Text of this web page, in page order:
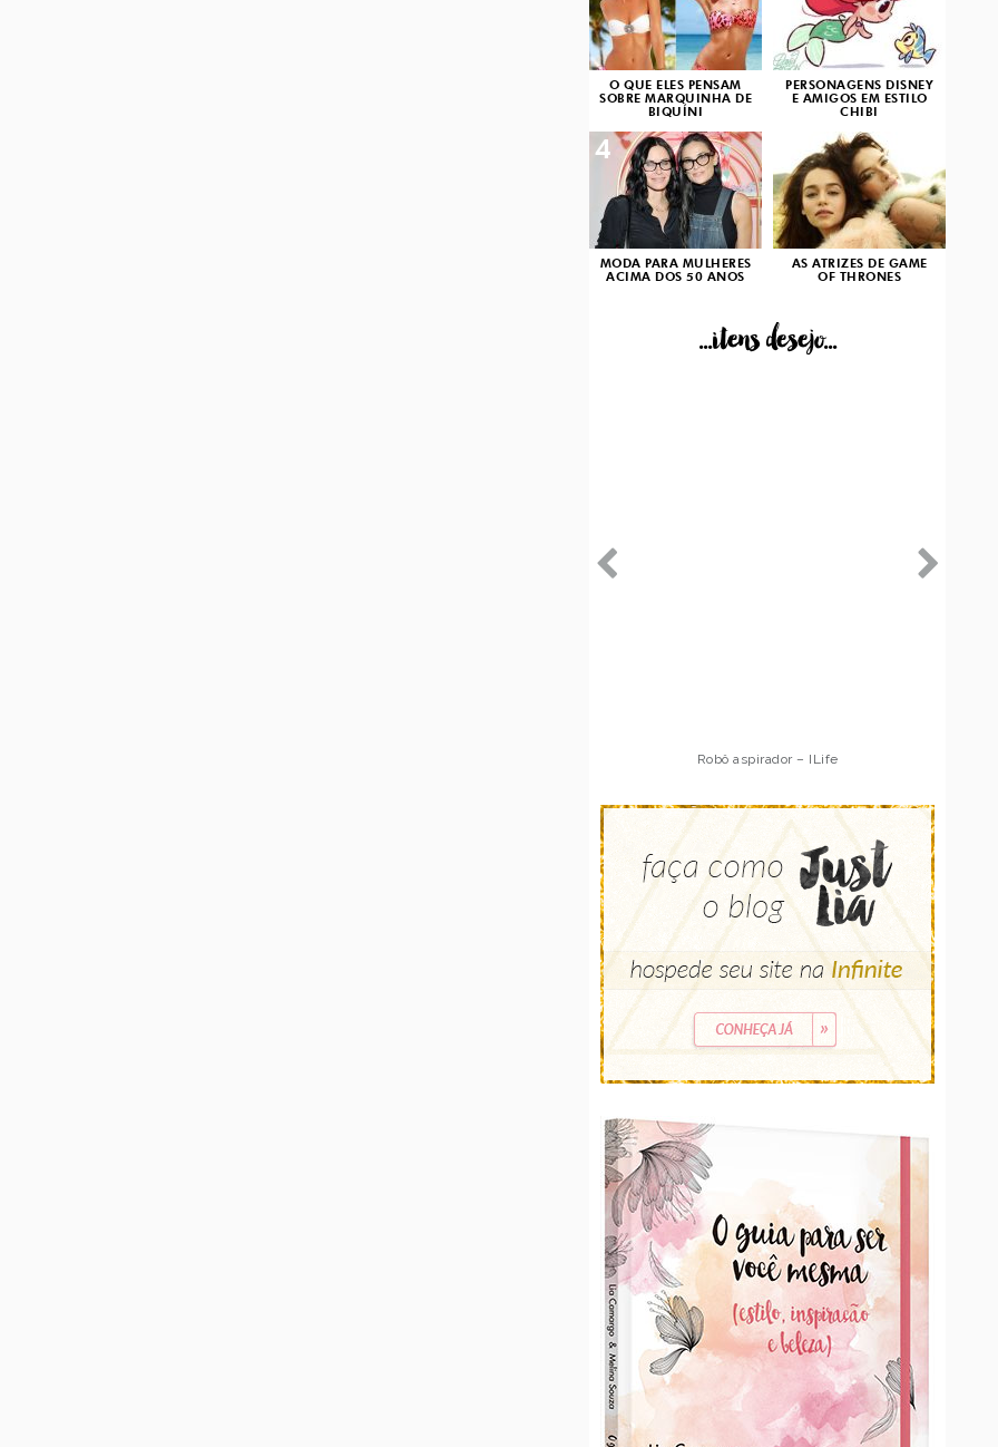
O QUE ELES PENSAM
SOBRE MARQUINHA DE
BIQUÍNI
PERSONAGENS DISNEY
E AMIGOS EM ESTILO
CHIBI
MODA PARA MULHERES
ACIMA DOS 50 ANOS
4
AS ATRIZES DE GAME
OF THRONES
...itens desejo...
Robô aspirador – ILife